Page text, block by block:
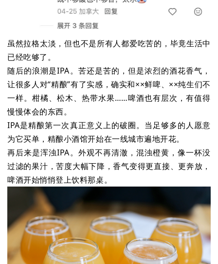
虽然拉格太淡，但也不是所有人都爱吃苦的，毕竟生活中
已经吃够了。
随后的浪潮是IPA。苦还是苦的，但是浓烈的酒花香气，
让很多人对“精酿”有了实感，确实和××鲜啤、××纯生们不
一样。柑橘、松木、热带水果……啤酒也有层次，有值得
慢慢体会的东西。
IPA是精酿第一次真正意义上的破圈。当足够多的人愿意
为它买单，精酿小酒馆开始在一线城市遍地开花。
再后来是浑浊IPA。外观不再清澈，混浊橙黄，像一杯没
过滤的果汁，苦度大幅下降，香气变得更直接、更奔放，
啤酒开始悄悄登上饮料那桌。